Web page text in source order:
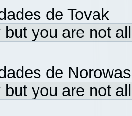
de
but you are not
de
but you are not